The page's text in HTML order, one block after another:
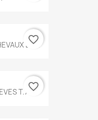
ET...
favorite_border
T.787
favorite_border